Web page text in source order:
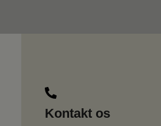
Kontakt os